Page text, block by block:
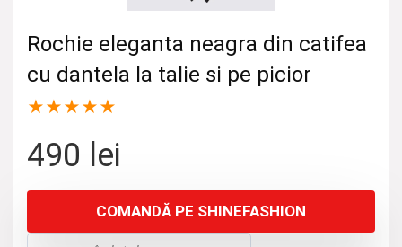
Rochie eleganta neagra din catifea
cu dantela la talie si pe picior
★★★★★
490 lei
COMANDĂ PE SHINEFASHION